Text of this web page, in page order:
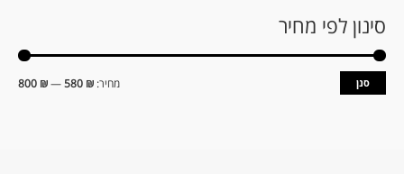
סינון לפי מחיר
סנן מחיר: ₪ 580
—
₪ 800